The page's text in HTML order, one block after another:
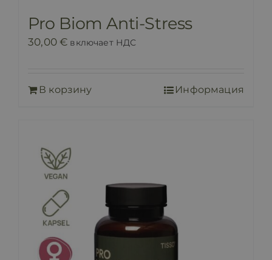
Pro Biom Anti-Stress
30,00€ включает НДС
В корзину Информация